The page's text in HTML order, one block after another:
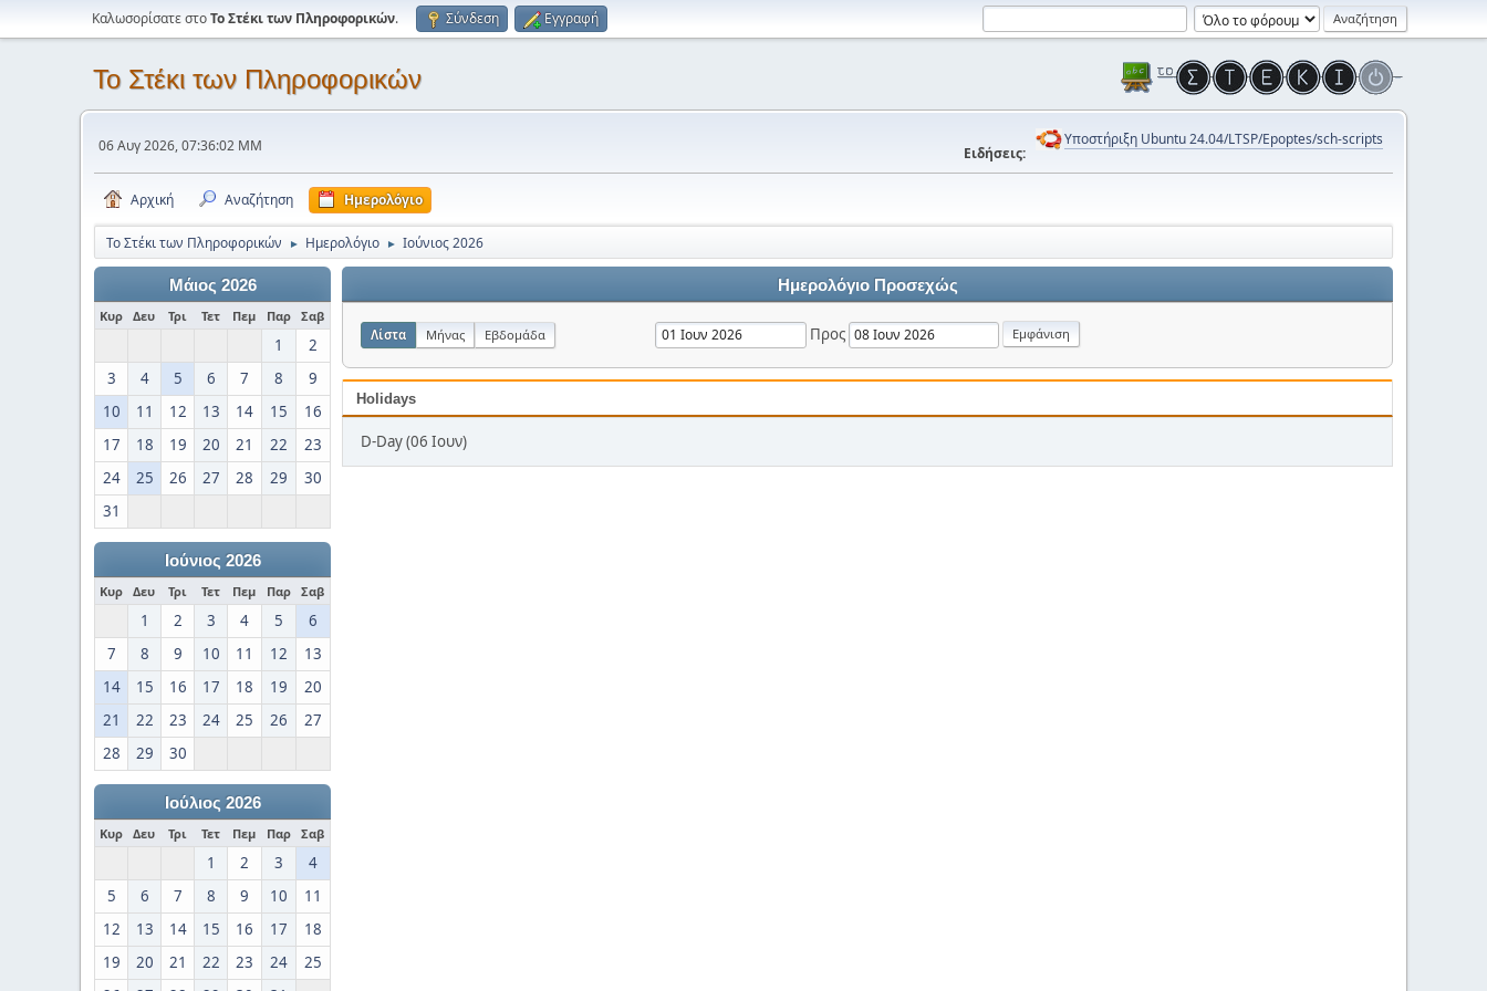
Καλωσορίσατε στοΤο Στέκι των Πληροφορικών. Σύνδεση Εγγραφή
Το Στέκι των Πληροφορικών
06 Αυγ 2026, 07:36:02 ΜΜ Ειδήσεις:
Υποστήριξη Ubuntu 24.04/LTSP/Epoptes/sch-scripts
Αρχική Αναζήτηση Ημερολόγιο
Το Στέκι των Πληροφορικών ► Ημερολόγιο ► Ιούνιος 2026
Μάιος 2026
Κυρ Δευ Τρι Τετ Πεμ Παρ Σαβ
1
2
3
4 5 6 7 8
9
10
11 12 13 14 15
16
17
18 19 20 21 22
23
24
25 26 27 28 29
30
31
Ιούνιος 2026
Κυρ Δευ Τρι Τετ Πεμ Παρ Σαβ
1 2 3 4 5
6
7
8 9 10 11 12
13
14
15 16 17 18 19
20
21
22 23 24 25 26
27
28
29 30
Ιούλιος 2026
Κυρ Δευ Τρι Τετ Πεμ Παρ Σαβ
1 2 3
4
5
6 7 8 9 10
11
12
13 14 15 16 17
18
19
20 21 22 23 24
25
Ημερολόγιο Προσεχώς
Λίστα Μήνας Εβδομάδα Προς
Holidays
D-Day (06 Ιουν)